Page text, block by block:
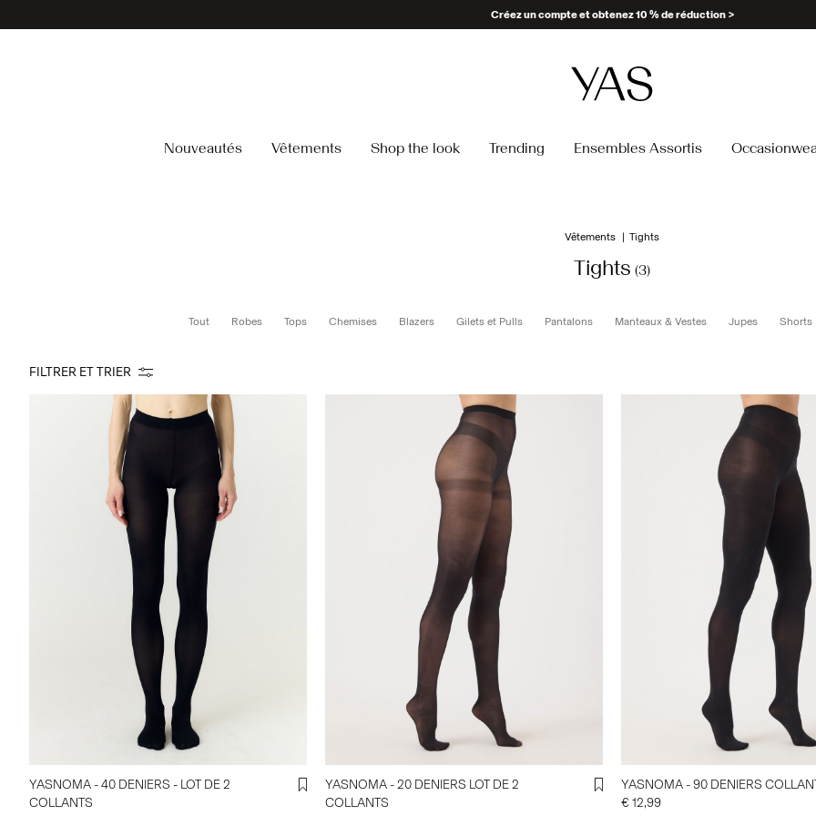
Créez un compte et obtenez 10 % de réduction >
Nouveautés Vêtements Shop the look Trending Ensembles Assortis
Vêtements Tights
Tights (3)
Tout Robes Tops Chemises Blazers Gilets et Pulls Pantalons Manteaux & Vestes Jupes Shorts
FILTRER ET TRIER
YASNOMA - 40 DENIERS - LOT DE 2
COLLANTS
YASNOMA - 20 DENIERS LOT DE 2
COLLANTS
YASNOMA - 90 DENIERS
€ 12,99